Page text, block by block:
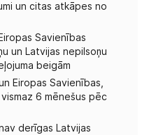
un citas atkāpes no
Savienības
un Latvijas nepilsoņu
beigām
Eiropas Savienības,
6 mēnešus pēc
derīgas Latvijas